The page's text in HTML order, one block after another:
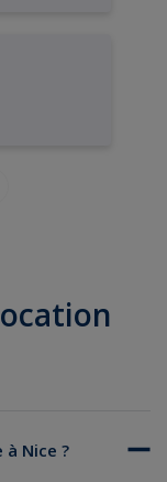
Nice ?